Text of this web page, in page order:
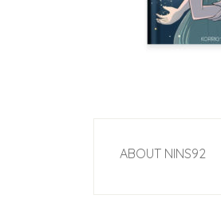
ABOUT NINS92